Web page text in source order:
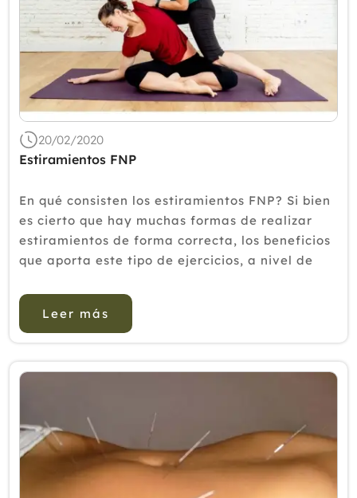
20/02/2020
Estiramientos FNP
En qué consisten los estiramientos FNP? Si bien
es cierto que hay muchas formas de realizar
estiramientos de forma correcta, los beneficios
que aporta este tipo de ejercicios, a nivel de
articular, no tienen comparación con los util...
Leer más